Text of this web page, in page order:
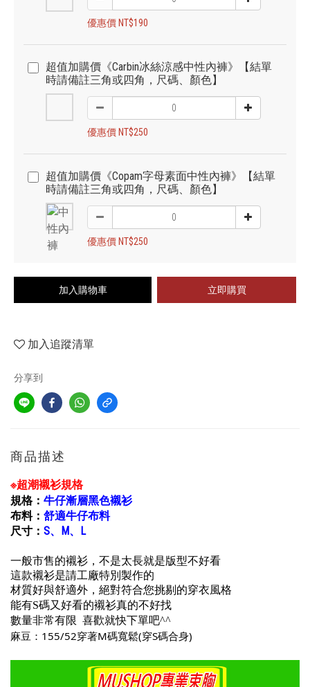
優惠價 NT$190
超值加購價《Carbin冰絲涼感中性內褲》【結單
時請備註三角或四角，尺碼、顏色】
優惠價 NT$250
超值加購價《Copam字母素面中性內褲》【結單
時請備註三角或四角，尺碼、顏色】
優惠價 NT$250
加入購物車 立即購買
加入追蹤清單
分享到
商品描述
※超潮襯衫規格
規格： 牛仔漸層黑色襯衫
布料： 舒適牛仔布料
尺寸： S、M、L
一般市售的襯衫，不是太長就是版型不好看
這款襯衫是請工廠特別製作的
材質好與舒適外，絕對符合您挑剔的穿衣風格
能有S碼又好看的襯衫真的不好找
數量非常有限 喜歡就快下單吧^^
麻豆：155/52穿著M碼寬鬆(穿S碼合身)